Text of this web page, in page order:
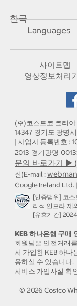
한국
Languages
사이트맵
영상정보처리
(주)코스트코 코리아
14347 경기도 광명
| 사업자 등록번호 :
2013-경기광명-
문의 바로가기 ▶
신(E-mail :
Google Ireland Ltd. |
[인증범위] 코
리적 인프라 제
[유효기간]
KEB 하나은행 구매
회원님은 안전거래
서 가입한 KEB 하나
용하실 수 있습니다.
서비스 가입사실 확
© 2026 Costco